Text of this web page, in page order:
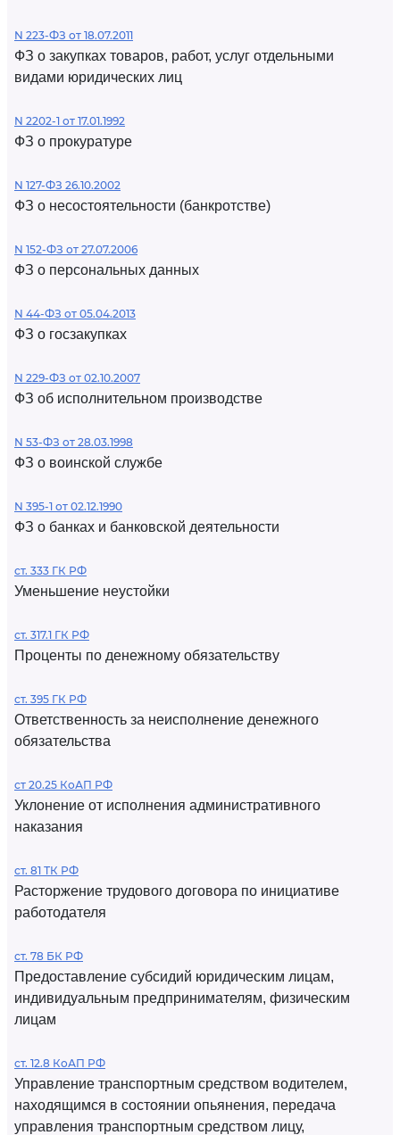
N 223-ФЗ от 18.07.2011
ФЗ о закупках товаров, работ, услуг отдельными
видами юридических лиц
N 2202-1 от 17.01.1992
ФЗ о прокуратуре
N 127-ФЗ 26.10.2002
ФЗ о несостоятельности (банкротстве)
N 152-ФЗ от 27.07.2006
ФЗ о персональных данных
N 44-ФЗ от 05.04.2013
ФЗ о госзакупках
N 229-ФЗ от 02.10.2007
ФЗ об исполнительном производстве
N 53-ФЗ от 28.03.1998
ФЗ о воинской службе
N 395-1 от 02.12.1990
ФЗ о банках и банковской деятельности
ст. 333 ГК РФ
Уменьшение неустойки
ст. 317.1 ГК РФ
Проценты по денежному обязательству
ст. 395 ГК РФ
Ответственность за неисполнение денежного
обязательства
ст 20.25 КоАП РФ
Уклонение от исполнения административного
наказания
ст. 81 ТК РФ
Расторжение трудового договора по инициативе
работодателя
ст. 78 БК РФ
Предоставление субсидий юридическим лицам,
индивидуальным предпринимателям, физическим
лицам
ст. 12.8 КоАП РФ
Управление транспортным средством водителем,
находящимся в состоянии опьянения, передача
управления транспортным средством лицу,